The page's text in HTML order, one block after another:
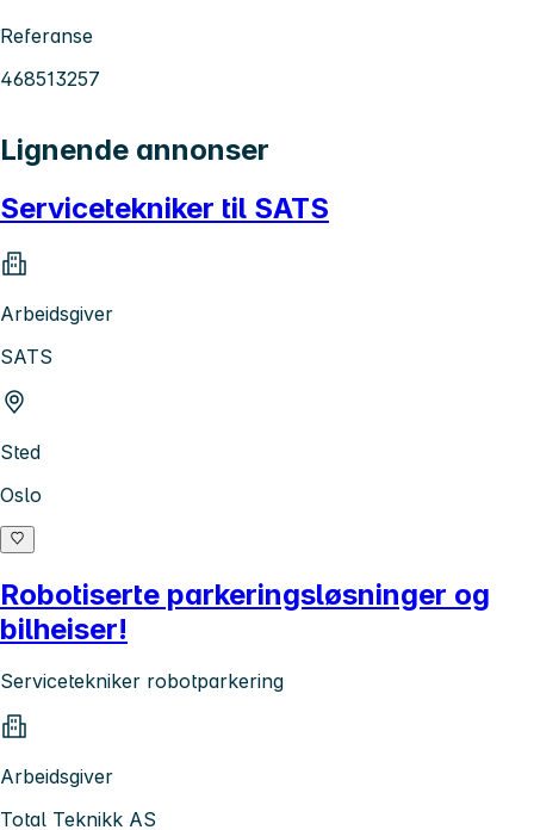
Referanse
468513257
Lignende annonser
Servicetekniker til SATS
Arbeidsgiver
SATS
Sted
Oslo
Robotiserte parkeringsløsninger og
bilheiser!
Servicetekniker robotparkering
Arbeidsgiver
Total Teknikk AS